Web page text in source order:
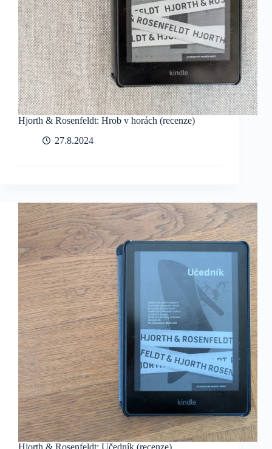
Hjorth & Rosenfeldt: Hrob v horách (recenze)
27.8.2024